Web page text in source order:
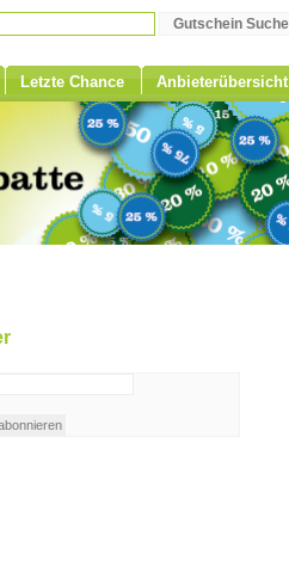
Letzte Chance Anbieterübersicht